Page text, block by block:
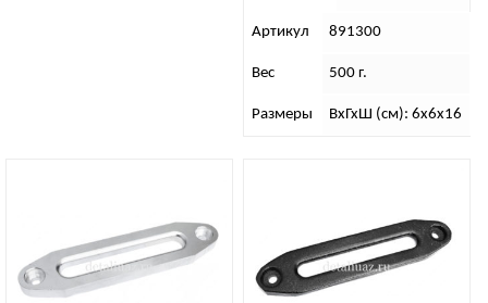
Артикул 891300
Вес 500 г.
Размеры ВхГхШ (см): 6х6х16